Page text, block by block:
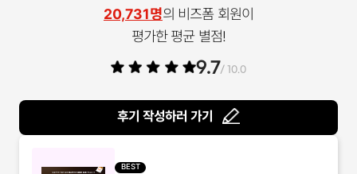
20,731명의 비즈폼 회원이
평가한 평균 별점!
9.7/ 10.0
후기 작성하러 가기
BEST